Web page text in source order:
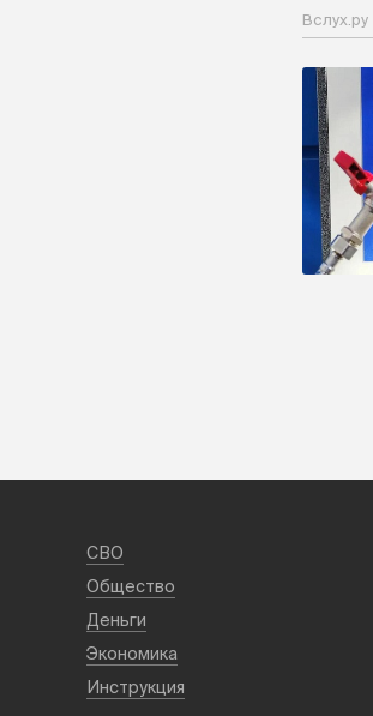
Вслух.ру
СВО
Общество
Деньги
Экономика
Инструкция